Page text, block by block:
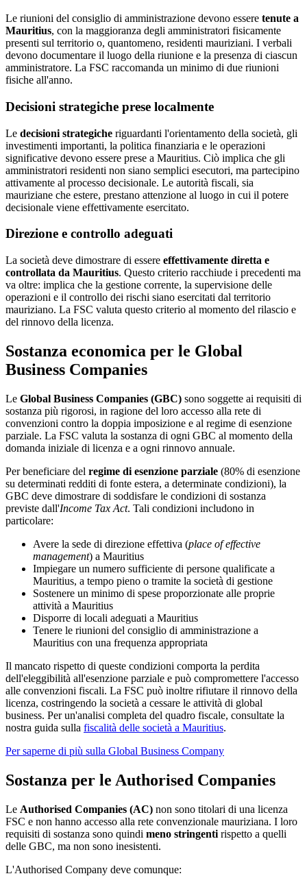
Le riunioni del consiglio di amministrazione devono essere tenute a
Mauritius, con la maggioranza degli amministratori fisicamente
presenti sul territorio o, quantomeno, residenti mauriziani. I verbali
devono documentare il luogo della riunione e la presenza di ciascun
amministratore. La FSC raccomanda un minimo di due riunioni
fisiche all'anno.
Decisioni strategiche prese localmente
Le decisioni strategiche riguardanti l'orientamento della società, gli
investimenti importanti, la politica finanziaria e le operazioni
significative devono essere prese a Mauritius. Ciò implica che gli
amministratori residenti non siano semplici esecutori, ma partecipino
attivamente al processo decisionale. Le autorità fiscali, sia
mauriziane che estere, prestano attenzione al luogo in cui il potere
decisionale viene effettivamente esercitato.
Direzione e controllo adeguati
La società deve dimostrare di essere effettivamente diretta e
controllata da Mauritius. Questo criterio racchiude i precedenti ma
va oltre: implica che la gestione corrente, la supervisione delle
operazioni e il controllo dei rischi siano esercitati dal territorio
mauriziano. La FSC valuta questo criterio al momento del rilascio e
del rinnovo della licenza.
Sostanza economica per le Global
Business Companies
Le Global Business Companies (GBC) sono soggette ai requisiti di
sostanza più rigorosi, in ragione del loro accesso alla rete di
convenzioni contro la doppia imposizione e al regime di esenzione
parziale. La FSC valuta la sostanza di ogni GBC al momento della
domanda iniziale di licenza e a ogni rinnovo annuale.
Per beneficiare del regime di esenzione parziale (80% di esenzione
su determinati redditi di fonte estera, a determinate condizioni), la
GBC deve dimostrare di soddisfare le condizioni di sostanza
previste dall'Income Tax Act. Tali condizioni includono in
particolare:
Avere la sede di direzione effettiva (place of effective
management) a Mauritius
Impiegare un numero sufficiente di persone qualificate a
Mauritius, a tempo pieno o tramite la società di gestione
Sostenere un minimo di spese proporzionate alle proprie
attività a Mauritius
Disporre di locali adeguati a Mauritius
Tenere le riunioni del consiglio di amministrazione a
Mauritius con una frequenza appropriata
Il mancato rispetto di queste condizioni comporta la perdita
dell'eleggibilità all'esenzione parziale e può compromettere l'accesso
alle convenzioni fiscali. La FSC può inoltre rifiutare il rinnovo della
licenza, costringendo la società a cessare le attività di global
business. Per un'analisi completa del quadro fiscale, consultate la
nostra guida sulla fiscalità delle società a Mauritius.
Per saperne di più sulla Global Business Company
Sostanza per le Authorised Companies
Le Authorised Companies (AC) non sono titolari di una licenza
FSC e non hanno accesso alla rete convenzionale mauriziana. I loro
requisiti di sostanza sono quindi meno stringenti rispetto a quelli
delle GBC, ma non sono inesistenti.
L'Authorised Company deve comunque: